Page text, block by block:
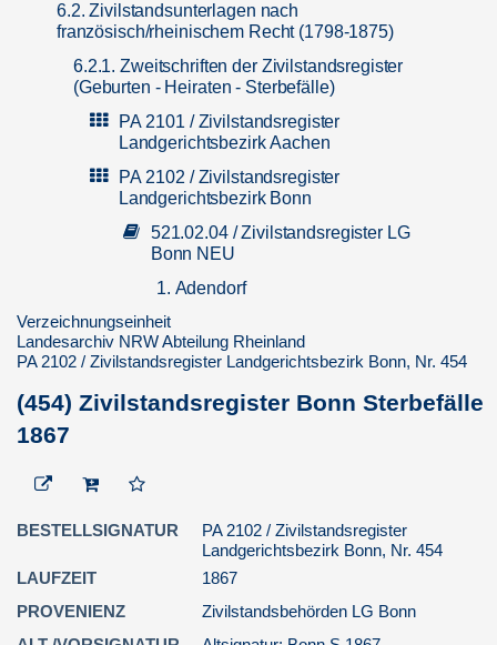
6.2. Zivilstandsunterlagen nach
französisch/rheinischem Recht (1798-1875)
6.2.1. Zweitschriften der Zivilstandsregister
(Geburten - Heiraten - Sterbefälle)
PA 2101 / Zivilstandsregister
Landgerichtsbezirk Aachen
PA 2102 / Zivilstandsregister
Landgerichtsbezirk Bonn
521.02.04 / Zivilstandsregister LG
Bonn NEU
1. Adendorf
2. Alfter
3. Altendorf und Wormersdorf
4. Altendorf, Ersdorf, Wormersdorf
8. Bonn
8.1. Geburten
Verzeichnungseinheit
Landesarchiv NRW Abteilung Rheinland
PA 2102 / Zivilstandsregister Landgerichtsbezirk Bonn, Nr. 454
(454) Zivilstandsregister Bonn Sterbefälle
1867
BESTELLSIGNATUR
PA 2102 / Zivilstandsregister
Landgerichtsbezirk Bonn, Nr. 454
LAUFZEIT
1867
PROVENIENZ
Zivilstandsbehörden LG Bonn